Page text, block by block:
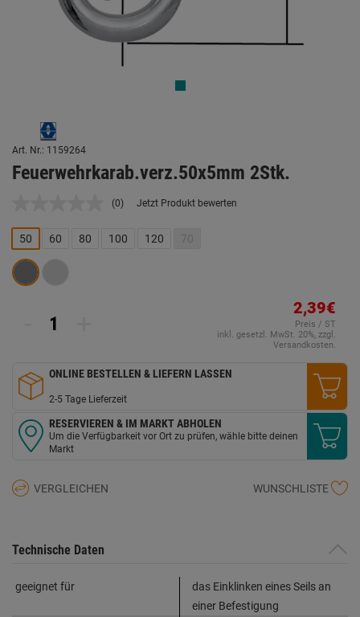
Art. Nr.: 1159264
Feuerwehrkarab.verz.50x5mm 2Stk.
Kein
Link
auf
(0) Jetzt Produkt bewerten
50 60 80 100 120 70
2,39€
Preis / ST
inkl. gesetzl. MwSt. 20%, zzgl.
Versandkosten.
ONLINE BESTELLEN & LIEFERN LASSEN
2-5 Tage Lieferzeit
RESERVIEREN & IM MARKT ABHOLEN
Um die Verfügbarkeit vor Ort zu prüfen, wähle bitte deinen
Markt
VERGLEICHEN WUNSCHLISTE
Technische Daten
geeignet für
das Einklinken eines Seils an
einer Befestigung